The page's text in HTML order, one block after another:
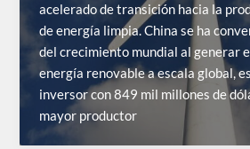
acelerado de transición hacia la
de energía limpia. China se ha
del crecimiento mundial al generar
energía renovable a escala global,
inversor con 849 mil millones de
mayor productor